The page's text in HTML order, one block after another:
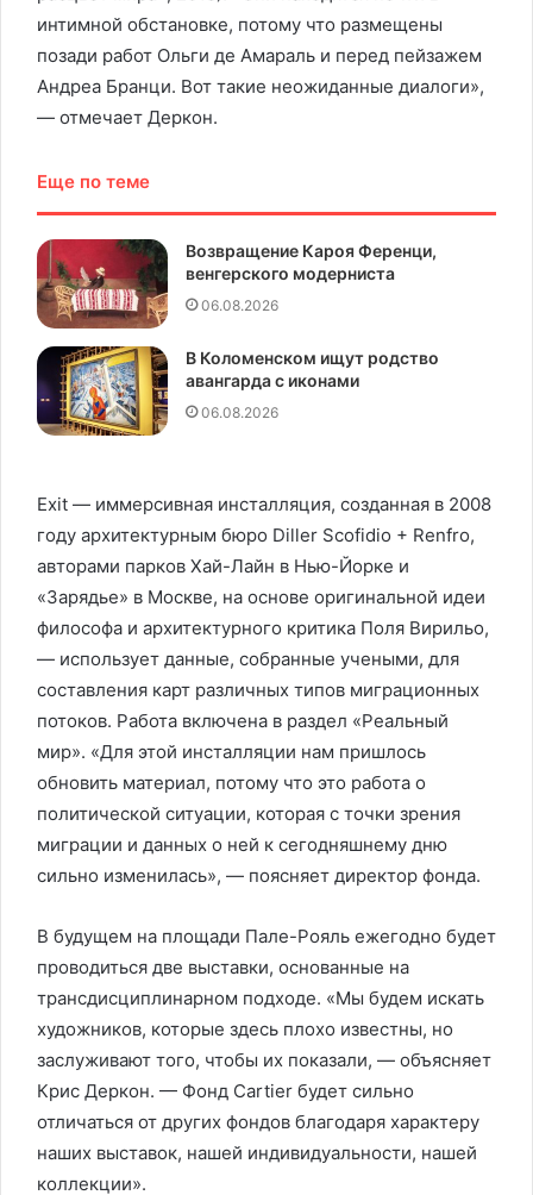
интимной обстановке, потому что размещены
позади работ Ольги де Амараль и перед пейзажем
Андреа Бранци. Вот такие неожиданные диалоги»,
— отмечает Деркон.
Еще по теме
Возвращение Кароя Ференци,
венгерского модерниста
06.08.2026
В Коломенском ищут родство
авангарда с иконами
06.08.2026
Exit — иммерсивная инсталляция, созданная в 2008
году архитектурным бюро Diller Scofidio + Renfro,
авторами парков Хай-Лайн в Нью-Йорке и
«Зарядье» в Москве, на основе оригинальной идеи
философа и архитектурного критика Поля Вирильо,
— использует данные, собранные учеными, для
составления карт различных типов миграционных
потоков. Работа включена в раздел «Реальный
мир». «Для этой инсталляции нам пришлось
обновить материал, потому что это работа о
политической ситуации, которая с точки зрения
миграции и данных о ней к сегодняшнему дню
сильно изменилась», — поясняет директор фонда.
В будущем на площади Пале-Рояль ежегодно будет
проводиться две выставки, основанные на
трансдисциплинарном подходе. «Мы будем искать
художников, которые здесь плохо известны, но
заслуживают того, чтобы их показали, — объясняет
Крис Деркон. — Фонд Cartier будет сильно
отличаться от других фондов благодаря характеру
наших выставок, нашей индивидуальности, нашей
коллекции».